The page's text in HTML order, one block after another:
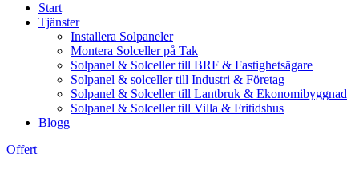
Start
Tjänster
Installera Solpaneler
Montera Solceller på Tak
Solpanel & Solceller till BRF & Fastighetsägare
Solpanel & solceller till Industri & Företag
Solpanel & Solceller till Lantbruk & Ekonomibyggnad
Solpanel & Solceller till Villa & Fritidshus
Blogg
Offert